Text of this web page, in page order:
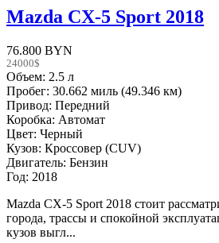
Mazda CX-5 Sport 2018
76.800 BYN
24000$
Объем: 2.5 л
Пробег: 30.662 миль (49.346 км)
Привод: Передний
Коробка: Автомат
Цвет: Черный
Кузов: Кроссовер (CUV)
Двигатель: Бензин
Год: 2018
Mazda CX-5 Sport 2018 стоит
города, трассы и спокойной
кузов выгл...